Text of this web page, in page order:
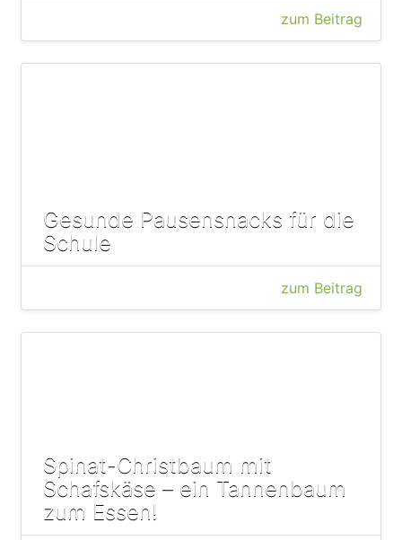
zum Beitrag
Gesunde Pausensnacks für die
Schule
zum Beitrag
Spinat-Christbaum mit
Schafskäse – ein Tannenbaum
zum Essen!